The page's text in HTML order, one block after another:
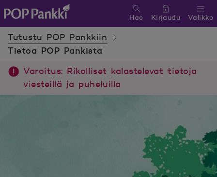
POP Pankki, etusivulle
Valikko
Hae Kirjaudu
Tutustu POP Pankkiin
Tietoa POP Pankista
Varoitus: Rikolliset kalastelevat tietoja
viesteillä ja puheluilla